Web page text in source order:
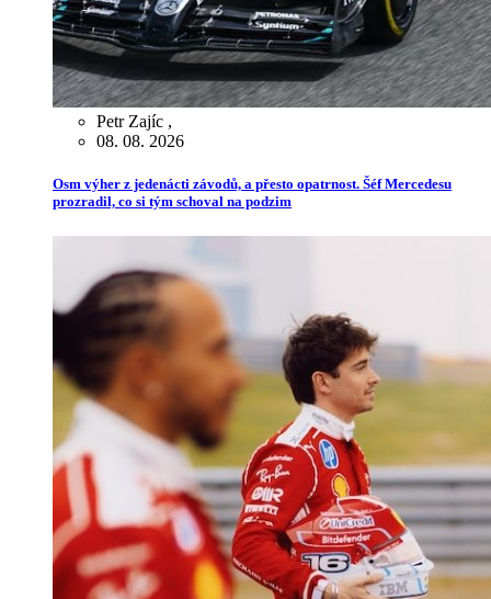
Petr Zajíc ,
08. 08. 2026
Osm výher z jedenácti závodů, a přesto opatrnost. Šéf Mercedesu
prozradil, co si tým schoval na podzim